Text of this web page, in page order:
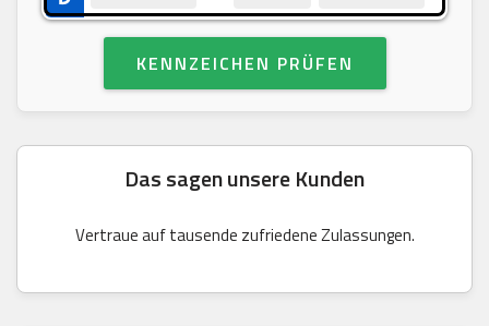
KENNZEICHEN PRÜFEN
Das sagen unsere Kunden
Vertraue auf tausende zufriedene Zulassungen.